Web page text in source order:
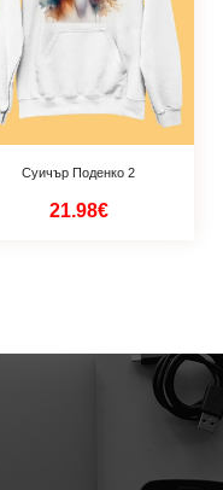
Суичър Поденко 2
21.98€